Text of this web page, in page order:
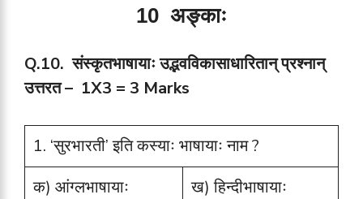
10 अङ्काः
Q.10.संस्कृतभाषायाः उद्भवविकासाधारितान् प्रश्नान्
उत्तरत – 1X3 = 3 Marks
1. ‘सुरभारती’ इति कस्याः भाषायाः नाम ?
क) आंग्लभाषायाः
ख) हिन्दीभाषायाः